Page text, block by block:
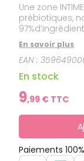
Une zone
prébiotiques,
douceur et
moment de
régénérant et
pour un confort
En savoir plus
EAN :
En stock
9,99 € TTC
Paiements